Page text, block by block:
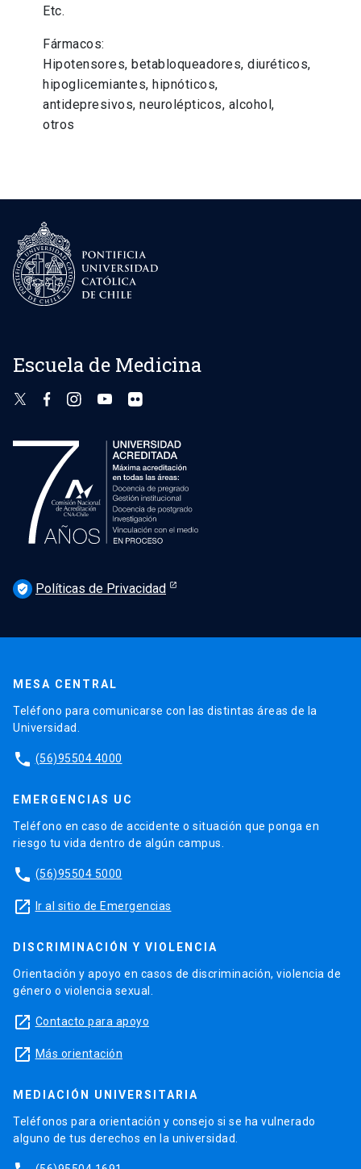
Etc.
Fármacos:
Hipotensores, betabloqueadores, diuréticos,
hipoglicemiantes, hipnóticos,
antidepresivos, neurolépticos, alcohol,
otros
Escuela de Medicina
verified_user Políticas de Privacidad
MESA CENTRAL
Teléfono para comunicarse con las distintas áreas de la
Universidad.
phone (56)95504 4000
EMERGENCIAS UC
Teléfono en caso de accidente o situación que ponga en
riesgo tu vida dentro de algún campus.
phone (56)95504 5000
launch Ir al sitio de Emergencias
DISCRIMINACIÓN Y VIOLENCIA
Orientación y apoyo en casos de discriminación, violencia de
género o violencia sexual.
launch Contacto para apoyo
launch Más orientación
MEDIACIÓN UNIVERSITARIA
Teléfonos para orientación y consejo si se ha vulnerado
alguno de tus derechos en la universidad.